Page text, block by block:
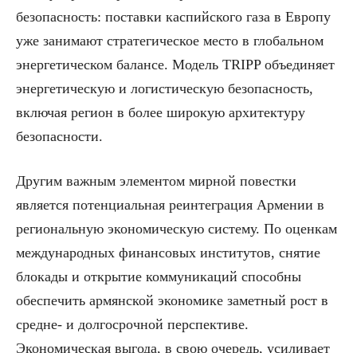
безопасность: поставки каспийского газа в Европу
уже занимают стратегическое место в глобальном
энергетическом балансе. Модель TRIPP объединяет
энергетическую и логистическую безопасность,
включая регион в более широкую архитектуру
безопасности.
Другим важным элементом мирной повестки
является потенциальная реинтеграция Армении в
региональную экономическую систему. По оценкам
международных финансовых институтов, снятие
блокады и открытие коммуникаций способны
обеспечить армянской экономике заметный рост в
средне- и долгосрочной перспективе.
Экономическая выгода, в свою очередь, усиливает